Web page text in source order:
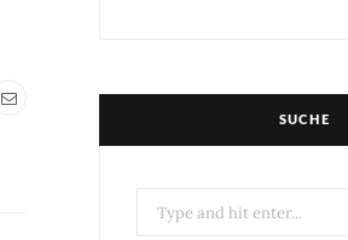
SUCHE
Search
for: